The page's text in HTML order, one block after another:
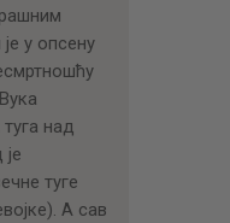
у опсену
над
туге
А сав